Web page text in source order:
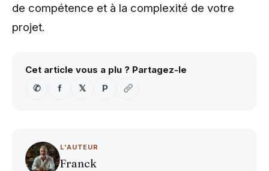
de compétence et à la complexité de votre
projet.
Cet article vous a plu ? Partagez-le
✆
f 𝕏 P
L'AUTEUR
Franck